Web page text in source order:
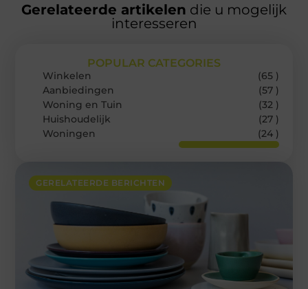
Gerelateerde artikelen die u mogelijk
interesseren
GERELATEERDE BERICHTEN
POPULAR CATEGORIES
Winkelen
(65 )
Aanbiedingen
(57 )
Woning en Tuin
(32 )
Huishoudelijk
(27 )
Woningen
(24 )